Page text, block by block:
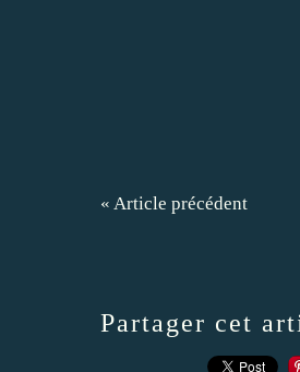
« Article précédent
Partager cet